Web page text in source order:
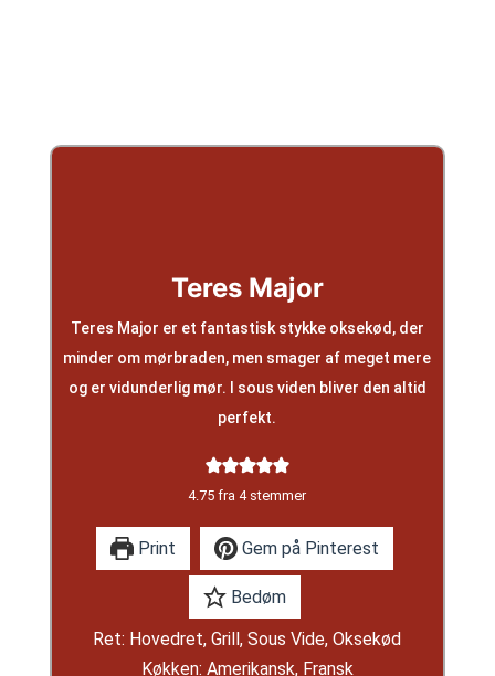
Teres Major
Teres Major er et fantastisk stykke oksekød, der
minder om mørbraden, men smager af meget mere
og er vidunderlig mør. I sous viden bliver den altid
perfekt.
4.75 fra4stemmer
Print Gem på Pinterest
Bedøm
Ret: Hovedret, Grill, Sous Vide, Oksekød
Køkken: Amerikansk, Fransk